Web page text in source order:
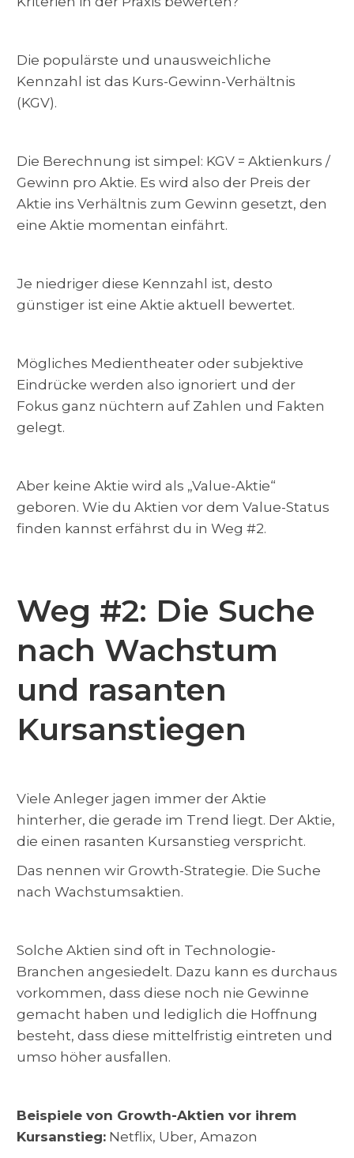
Die populärste und unausweichliche
Kennzahl ist das Kurs-Gewinn-Verhältnis
(KGV).
Die Berechnung ist simpel: KGV = Aktienkurs /
Gewinn pro Aktie. Es wird also der Preis der
Aktie ins Verhältnis zum Gewinn gesetzt, den
eine Aktie momentan einfährt.
Je niedriger diese Kennzahl ist, desto
günstiger ist eine Aktie aktuell bewertet.
Mögliches Medientheater oder subjektive
Eindrücke werden also ignoriert und der
Fokus ganz nüchtern auf Zahlen und Fakten
gelegt.
Aber keine Aktie wird als „Value-Aktie“
geboren. Wie du Aktien vor dem Value-Status
finden kannst erfährst du in Weg #2.
Weg #2: Die Suche
nach Wachstum
und rasanten
Kursanstiegen
Viele Anleger jagen immer der Aktie
hinterher, die gerade im Trend liegt. Der Aktie,
die einen rasanten Kursanstieg verspricht.
Das nennen wir Growth-Strategie. Die Suche
nach Wachstumsaktien.
Solche Aktien sind oft in Technologie-
Branchen angesiedelt. Dazu kann es durchaus
vorkommen, dass diese noch nie Gewinne
gemacht haben und lediglich die Hoffnung
besteht, dass diese mittelfristig eintreten und
umso höher ausfallen.
Beispiele von Growth-Aktien vor ihrem
Kursanstieg: Netflix, Uber, Amazon